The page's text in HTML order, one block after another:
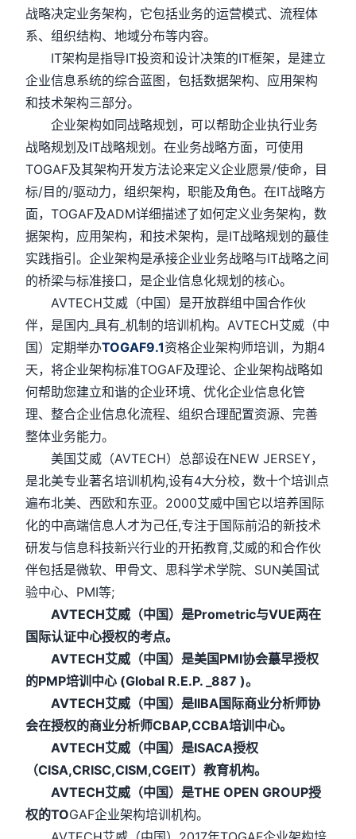
战略决定业务架构，它包括业务的运营模式、流程体
系、组织结构、地域分布等内容。
IT架构是指导IT投资和设计决策的IT框架，是建立
企业信息系统的综合蓝图，包括数据架构、应用架构
和技术架构三部分。
企业架构如同战略规划，可以帮助企业执行业务
战略规划及IT战略规划。在业务战略方面，可使用
TOGAF及其架构开发方法论来定义企业愿景/使命，目
标/目的/驱动力，组织架构，职能及角色。在IT战略方
面，TOGAF及ADM详细描述了如何定义业务架构，数
据架构，应用架构，和技术架构，是IT战略规划的蕞佳
实践指引。企业架构是承接企业业务战略与IT战略之间
的桥梁与标准接口，是企业信息化规划的核心。
AVTECH艾威（中国）是开放群组中国合作伙
伴，是国内_具有_机制的培训机构。AVTECH艾威（中
国）定期举办TOGAF9.1资格企业架构师培训，为期4
天，将企业架构标准TOGAF及理论、企业架构战略如
何帮助您建立和谐的企业环境、优化企业信息化管
理、整合企业信息化流程、组织合理配置资源、完善
整体业务能力。
美国艾威（AVTECH）总部设在NEW JERSEY，
是北美专业著名培训机构,设有4大分校，数十个培训点
遍布北美、西欧和东亚。2000艾威中国它以培养国际
化的中高端信息人才为己任,专注于国际前沿的新技术
研发与信息科技新兴行业的开拓教育,艾威的和合作伙
伴包括是微软、甲骨文、思科学术学院、SUN美国试
验中心、PMI等;
AVTECH艾威（中国）是Prometric与VUE两在
国际认证中心授权的考点。
AVTECH艾威（中国）是美国PMI协会蕞早授权
的PMP培训中心 (Global R.E.P. _887 )。
AVTECH艾威（中国）是IIBA国际商业分析师协
会在授权的商业分析师CBAP,CCBA培训中心。
AVTECH艾威（中国）是ISACA授权
（CISA,CRISC,CISM,CGEIT）教育机构。
AVTECH艾威（中国）是THE OPEN GROUP授
权的TOGAF企业架构培训机构。